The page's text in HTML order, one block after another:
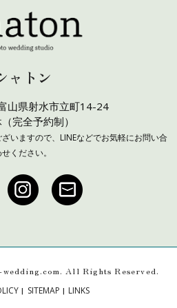
ャトン
山県射水市立町14-24
完全予約制）
いますので、LINEなどでお気軽にお問い合
ください。
All Rights Reserved.
| SITEMAP | LINKS